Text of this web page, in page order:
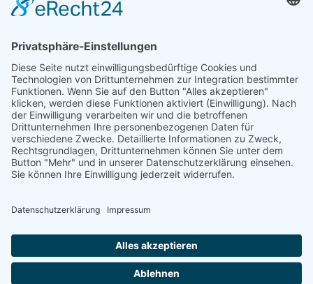
040 / 21 04 04 04-04
glinde@topf-online.de
Öffnungszeiten und mehr
Desktop-Version